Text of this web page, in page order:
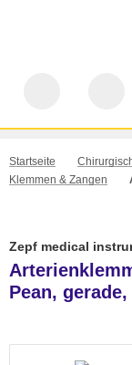
Startseite
Klemmen & Zangen
Zepf medical
Pean,